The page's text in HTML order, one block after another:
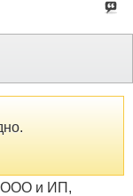
ООО и ИП,